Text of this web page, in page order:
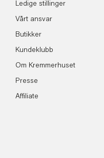
Ledige stillinger
Vårt ansvar
Butikker
Kundeklubb
Om Kremmerhuset
Presse
Affiliate